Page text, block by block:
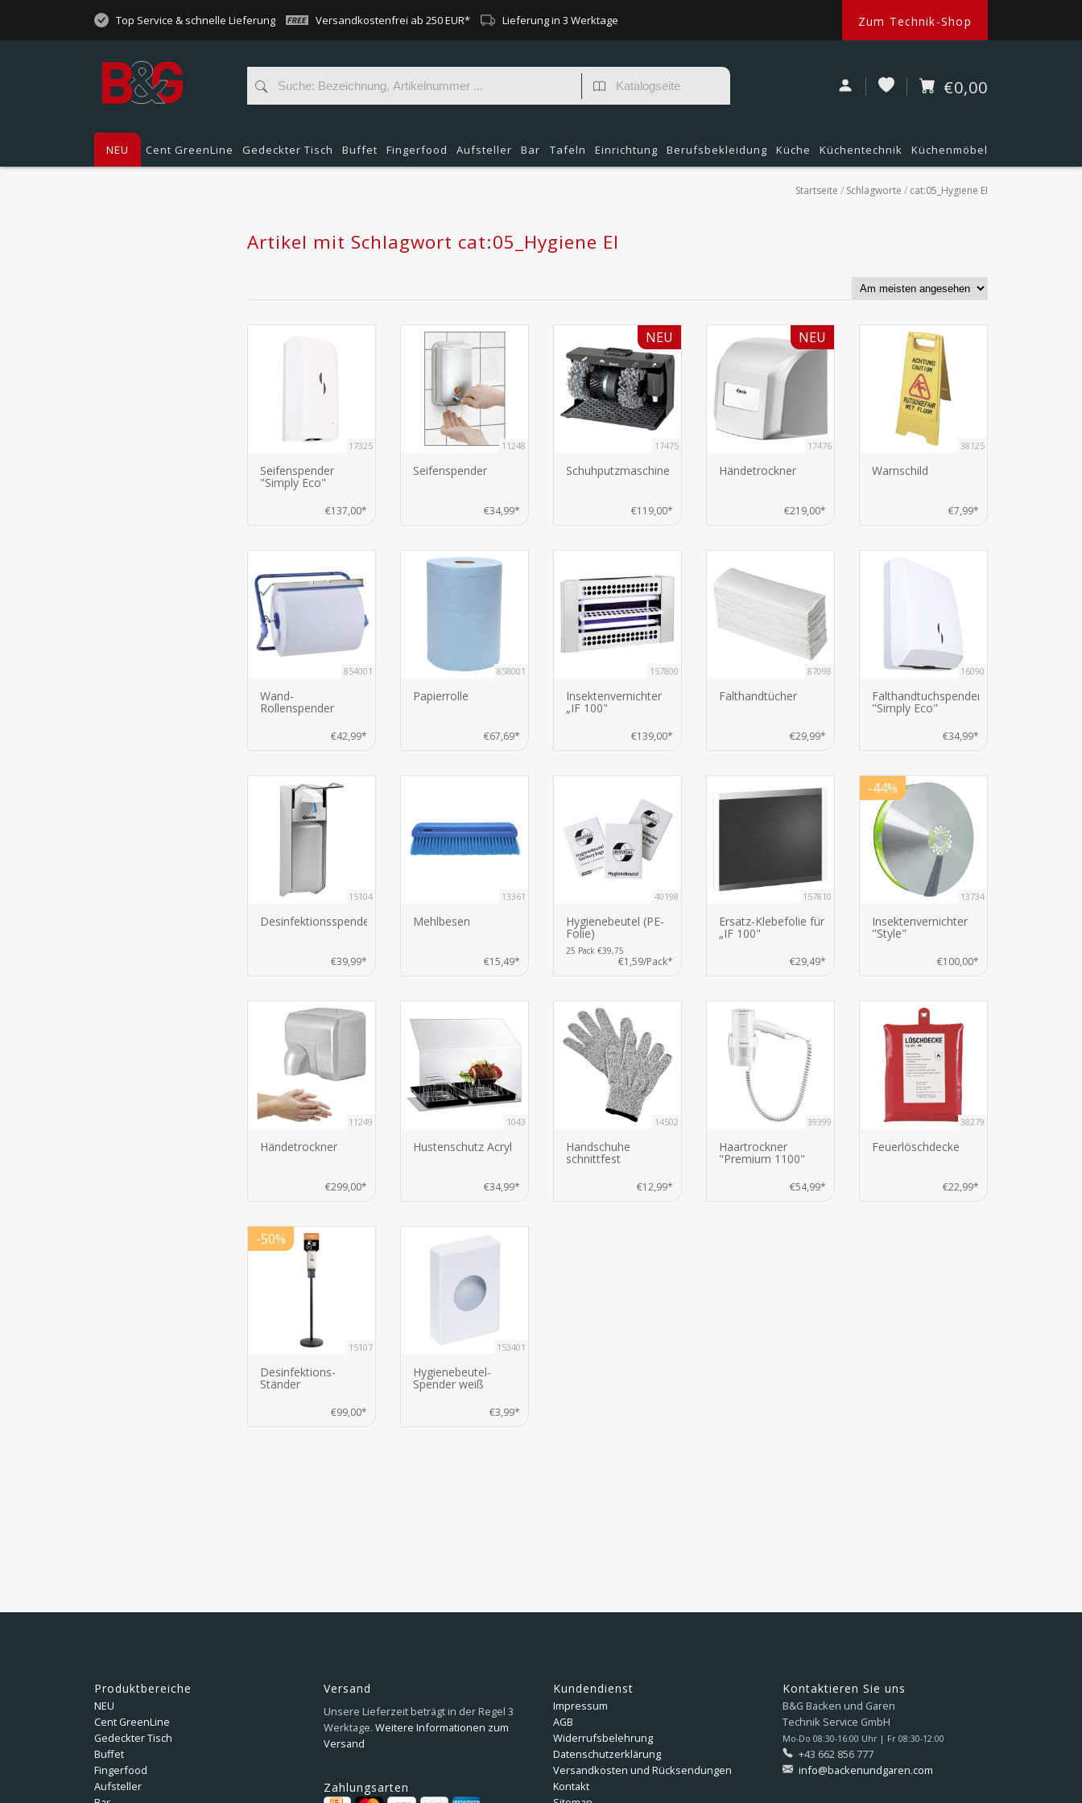
Top Service & schnelle Lieferung Versandkostenfrei ab 250 EUR* Lieferung in 3 Werktage Zum Technik-Shop
€0,00
NEU Cent GreenLine Gedeckter Tisch Buffet Fingerfood Aufsteller Bar Tafeln Einrichtung Berufsbekleidung Küche Küchentechnik Küchenmöbel
Startseite / Schlagworte / cat:05_Hygiene EI
Artikel mit Schlagwort cat:05_Hygiene EI
17325
Seifenspender
"Simply Eco"
€137,00*
11248
Seifenspender
€34,99*
17475
Schuhputzmaschine
€119,00*
NEU
17476
Händetrockner
€219,00*
NEU
38125
Warnschild
€7,99*
854001
Wand-
Rollenspender
€42,99*
858001
Papierrolle
€67,69*
157800
Insektenvernichter
„IF 100"
€139,00*
87098
Falthandtücher
€29,99*
16090
Falthandtuchspender
"Simply Eco"
€34,99*
15104
Desinfektionsspender
€39,99*
13361
Mehlbesen
€15,49*
40198
Hygienebeutel (PE-
Folie)
25 Pack €39,75
€1,59/Pack*
157810
Ersatz-Klebefolie für
„IF 100"
€29,49*
13734
Insektenvernichter
"Style"
€100,00*
-44%
11249
Händetrockner
€299,00*
1043
Hustenschutz Acryl
€34,99*
14502
Handschuhe
schnittfest
€12,99*
39399
Haartrockner
"Premium 1100"
€54,99*
38279
Feuerlöschdecke
€22,99*
15107
Desinfektions-
Ständer
€99,00*
-50%
153401
Hygienebeutel-
Spender weiß
€3,99*
Produktbereiche
NEU
Cent GreenLine
Gedeckter Tisch
Buffet
Fingerfood
Aufsteller
Versand
Unsere Lieferzeit beträgt in der Regel 3
Werktage. Weitere Informationen zum
Versand
Zahlungsarten
Kundendienst
Impressum
AGB
Widerrufsbelehrung
Datenschutzerklärung
Versandkosten und Rücksendungen
Kontakt
Kontaktieren Sie uns
B&G Backen und Garen
Technik Service GmbH
Mo-Do 08:30-16:00 Uhr | Fr 08:30-12:00
+43 662 856 777
info@backenundgaren.com